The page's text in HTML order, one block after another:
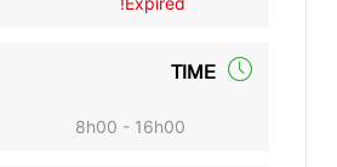
TIME
8h00 - 16h00